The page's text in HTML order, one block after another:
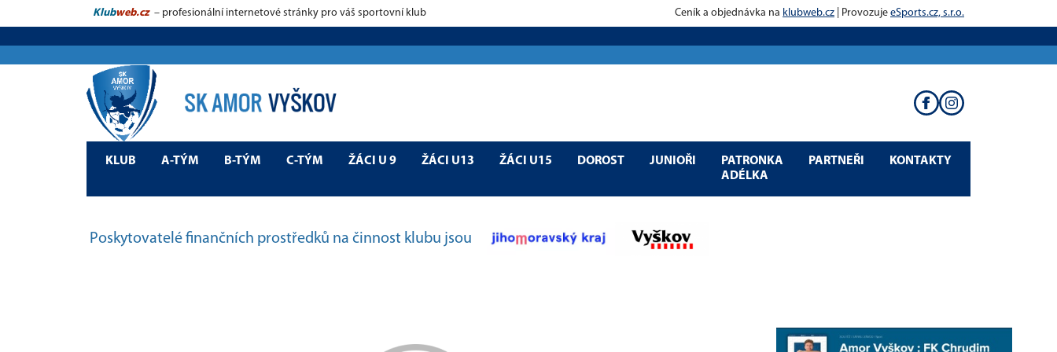
Klubweb.cz – profesionální internetové stránky pro váš sportovní klub Ceník a objednávka na klubweb.cz | Provozuje eSports.cz, s.r.o.
KLUB A-TÝM B-TÝM C-TÝM ŽÁCI U 9 ŽÁCI U13 ŽÁCI U15 DOROST JUNIOŘI
PATRONKA
ADÉLKA
PARTNEŘI KONTAKTY
Poskytovatelé finančních prostředků na činnost klubu jsou